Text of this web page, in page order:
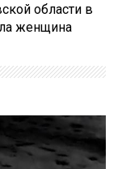
области в
женщина